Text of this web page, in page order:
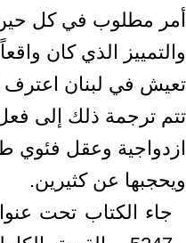
أمر مطلوب في كل
والتمييز الذي كان
تعيش في لبنان اعترف
تتم ترجمة ذلك إلى
ازدواجية وعقل فئوي
ويحجبها عن كثيرين.
جاء الكتاب تحت